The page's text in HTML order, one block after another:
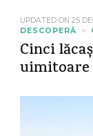
UPDATED ON 25
DESCOPERĂ
Cinci
uimitoare